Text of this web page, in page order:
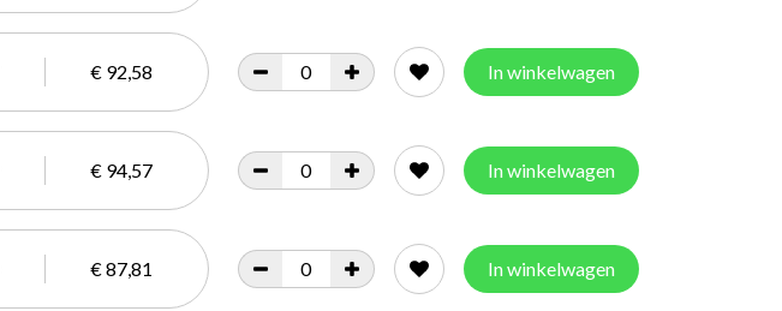
€ 92,58 In winkelwagen
€ 94,57 In winkelwagen
€ 87,81 In winkelwagen